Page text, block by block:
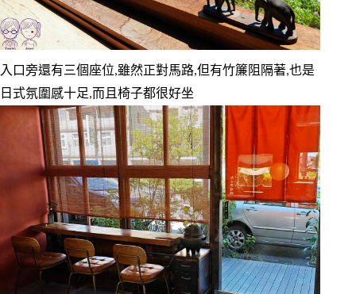
入口旁還有三個座位,雖然正對馬路,但有竹簾阻隔著,也是
日式氛圍感十足,而且椅子都很好坐